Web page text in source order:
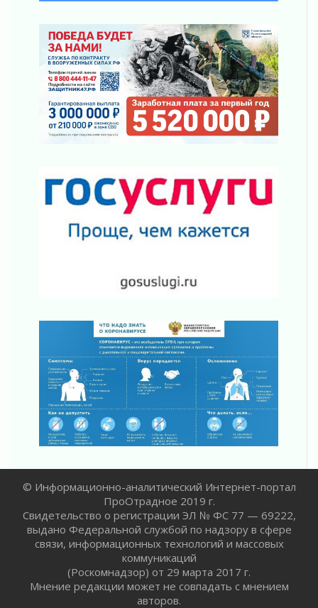
кораблик Памяти»
31 июля 2026
Новые возможности для творчества
31 июля 2026
За сухими цифрами — реальная жизнь
31 июля 2026
От инженера-создателя к волонтёрам
Генеральная репетиция векового юбилея
31 июля 2026
Открытое сердце и стремление делать добро
31 июля 2026
Давайте разберемся!
Круглую ригу в Гатчине отреставрируют в
Путешествие к западным рубежам
Лаголовская общеобразовательная школа
откроется к концу сентября
30 июля 2026
Ленобласть наводит порядок на дорогах и в
перевозках
30 июля 2026
ожидается теплая и сухая погода
30 июля 2026
Ладожский мост на трассе «Кола» полностью
закроют для движения в ночь на 31 июля
30 июля 2026
Волейболисты из Всеволожского района
представят Ленинградскую область на
всероссийском финале в Москве
30 июля 2026
© Информационно-аналитический Интернет-портал
ПроОтрадное 2019 г.
Свидетельство о регистрации ЭЛ № ФС 77 — 69222,
выдано Федеральной службой по надзору в сфере
связи, информационных технологий и массовых
коммуникаций
(Роскомнадзор) от 29 марта 2017 г.
Мнение редакции может не совпадать с мнением
авторов.